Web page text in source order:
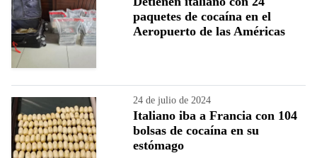
paquetes de cocaína en el
Aeropuerto de las Américas
24 de julio de 2024
Italiano iba a Francia con 104
bolsas de cocaína en su
estómago